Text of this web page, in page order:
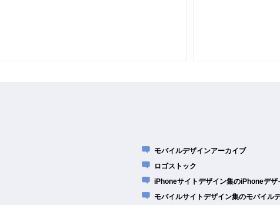
モバイルデザインアーカイブ
ロゴストック
iPhoneサイトデザイン集のiPhoneデザ
モバイルサイトデザイン集のモバイル